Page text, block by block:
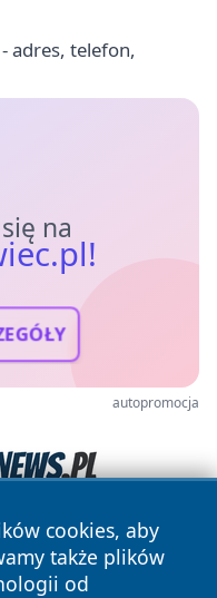
adres, telefon,
na
autopromocja
cookies, aby
także plików
od